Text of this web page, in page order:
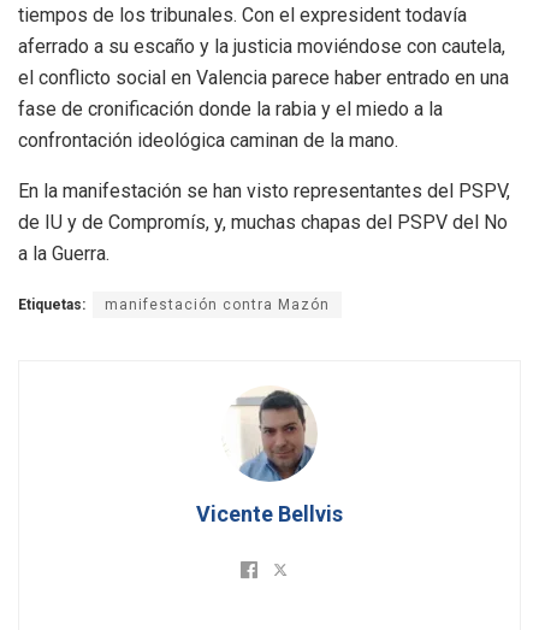
tiempos de los tribunales. Con el expresident todavía
aferrado a su escaño y la justicia moviéndose con cautela,
el conflicto social en Valencia parece haber entrado en una
fase de cronificación donde la rabia y el miedo a la
confrontación ideológica caminan de la mano.
En la manifestación se han visto representantes del PSPV,
de IU y de Compromís, y, muchas chapas del PSPV del No
a la Guerra.
Etiquetas: manifestación contra Mazón
Vicente Bellvis